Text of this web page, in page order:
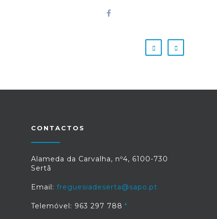
CONTACTOS
Alameda da Carvalha, nº4, 6100-730
Sertã
Email: freguesiadeserta@sapo.pt
Telemóvel: 963 297 788